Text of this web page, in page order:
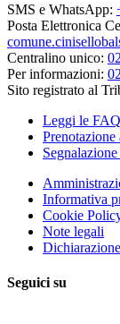
SMS e WhatsApp:
Posta Elettronica
Centralino unico:
Per informazioni:
Sito registrato al
Leggi le FAQ
Prenotazione
Informativa
Cookie
Note legali
Seguici su